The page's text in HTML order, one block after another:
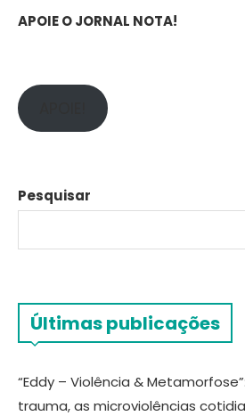
APOIE O JORNAL NOTA!
Pesquisar
Últimas publicações
“Eddy – Violência &
trauma, as microviolências